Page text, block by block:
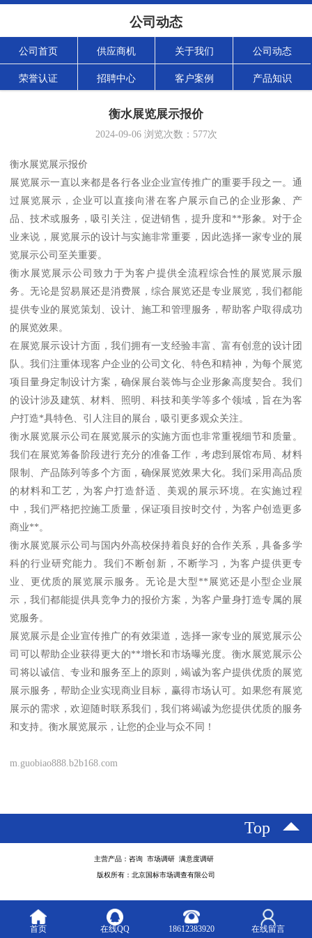
公司动态
公司首页 供应商机 关于我们 公司动态
荣誉认证 招聘中心 客户案例 产品知识
衡水展览展示报价
2024-09-06浏览次数： 577次
衡水展览展示报价
展览展示一直以来都是各行各业企业宣传推广的重要手段之一。通
过展览展示，企业可以直接向潜在客户展示自己的企业形象、产
品、技术或服务，吸引关注，促进销售，提升度和**形象。对于企
业来说，展览展示的设计与实施非常重要，因此选择一家专业的展
览展示公司至关重要。
衡水展览展示公司致力于为客户提供全流程综合性的展览展示服
务。无论是贸易展还是消费展，综合展览还是专业展览，我们都能
提供专业的展览策划、设计、施工和管理服务，帮助客户取得成功
的展览效果。
在展览展示设计方面，我们拥有一支经验丰富、富有创意的设计团
队。我们注重体现客户企业的公司文化、特色和精神，为每个展览
项目量身定制设计方案，确保展台装饰与企业形象高度契合。我们
的设计涉及建筑、材料、照明、科技和美学等多个领域，旨在为客
户打造*具特色、引人注目的展台，吸引更多观众关注。
衡水展览展示公司在展览展示的实施方面也非常重视细节和质量。
我们在展览筹备阶段进行充分的准备工作，考虑到展馆布局、材料
限制、产品陈列等多个方面，确保展览效果大化。我们采用高品质
的材料和工艺，为客户打造舒适、美观的展示环境。在实施过程
中，我们严格把控施工质量，保证项目按时交付，为客户创造更多
商业**。
衡水展览展示公司与国内外高校保持着良好的合作关系，具备多学
科的行业研究能力。我们不断创新，不断学习，为客户提供更专
业、更优质的展览展示服务。无论是大型**展览还是小型企业展
示，我们都能提供具竞争力的报价方案，为客户量身打造专属的展
览服务。
展览展示是企业宣传推广的有效渠道，选择一家专业的展览展示公
司可以帮助企业获得更大的**增长和市场曝光度。衡水展览展示公
司将以诚信、专业和服务至上的原则，竭诚为客户提供优质的展览
展示服务，帮助企业实现商业目标，赢得市场认可。如果您有展览
展示的需求，欢迎随时联系我们，我们将竭诚为您提供优质的服务
和支持。衡水展览展示，让您的企业与众不同！
m.guobiao888.b2b168.com
Top
主营产品：咨询 市场调研 满意度调研
版权所有：北京国标市场调查有限公司
首页 在线QQ 18612383920 在线留言